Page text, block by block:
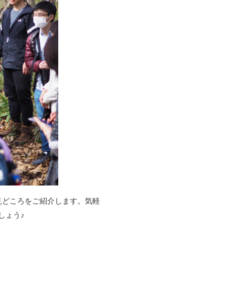
ころをご紹介します。気軽
ょう♪